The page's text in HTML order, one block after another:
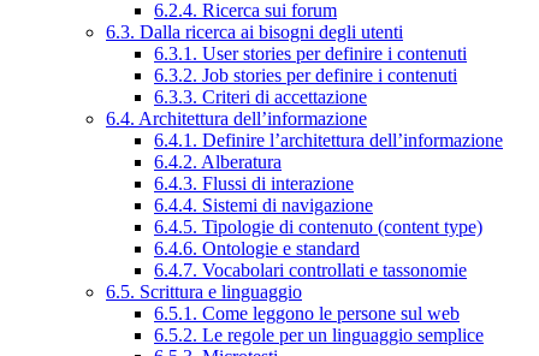
6.2.4. Ricerca sui forum
6.3. Dalla ricerca ai bisogni degli utenti
6.3.1. User stories per definire i contenuti
6.3.2. Job stories per definire i contenuti
6.3.3. Criteri di accettazione
6.4. Architettura dell’informazione
6.4.1. Definire l’architettura dell’informazione
6.4.2. Alberatura
6.4.3. Flussi di interazione
6.4.4. Sistemi di navigazione
6.4.5. Tipologie di contenuto (content type)
6.4.6. Ontologie e standard
6.4.7. Vocabolari controllati e tassonomie
6.5. Scrittura e linguaggio
6.5.1. Come leggono le persone sul web
6.5.2. Le regole per un linguaggio semplice